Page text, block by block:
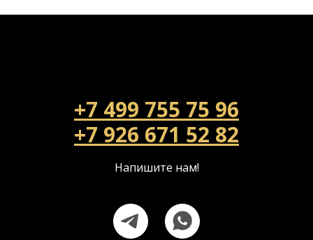
+7 499 755 75 96
+7 926 671 52 82
Напишите нам!